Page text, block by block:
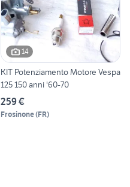
14
KIT Potenziamento Motore Vespa
125 150 anni '60-70
259 €
Frosinone(FR)